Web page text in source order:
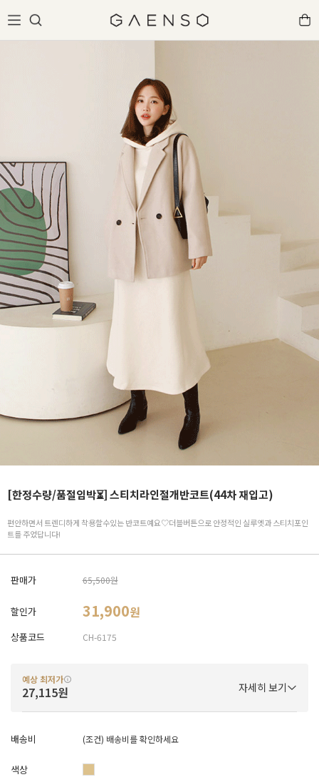
[한정수량/품절임박⏳] 스티치라인절개반코트(44차 재입고)
편안하면서 트렌디하게 착용할수있는 반코트예요♡더블버튼으로 안정적인 실루엣과 스티치포인
트를 주었답니다!
판매가 65,500원
할인가 31,900원
상품코드 CH-6175
예상 최저가
27,115원 자세히 보기
배송비 (조건) 배송비를 확인하세요
색상